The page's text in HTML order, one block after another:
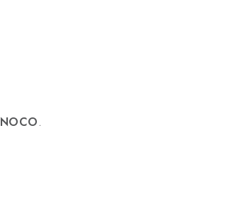
NOCO.